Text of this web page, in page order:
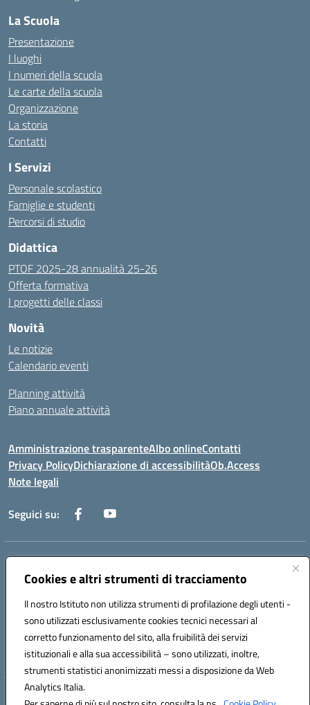
Cookies e altri strumenti di tracciamento
Il nostro Istituto non utilizza strumenti di profilazione degli utenti -
sono utilizzati esclusivamente cookies tecnici necessari al
corretto funzionamento del sito, alla fruibilità dei servizi
istituzionali e alla sua accessibilità – sono utilizzati, inoltre,
strumenti statistici anonimizzati messi a disposizione da Web
Analytics Italia.
La Scuola
Presentazione
I luoghi
I numeri della scuola
Le carte della scuola
Organizzazione
La storia
Contatti
I Servizi
Personale scolastico
Famiglie e studenti
Percorsi di studio
Didattica
PTOF 2025-28 annualità 25-26
Offerta formativa
I progetti delle classi
Novità
Le notizie
Calendario eventi
Planning attività
Piano annuale attività
Amministrazione trasparenteAlbo onlineContatti
Privacy PolicyDichiarazione di accessibilitàOb.Access
Note legali
Seguici su:
Indirizzo:
Centralino:0733/815931 - 0733/784180
Posta elettronica certificata (PEC):MCIS00200P@pec.istruzione.it
Codice fiscale: 80006860433
Codice meccanografico: MCIS00200P
Hosting & Powered by 3D Solution S.r.l.